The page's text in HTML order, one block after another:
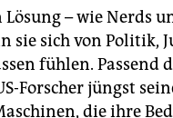
– wie Nerds
sie sich von Politik,
fühlen. Passend
Forscher jüngst
die ihre